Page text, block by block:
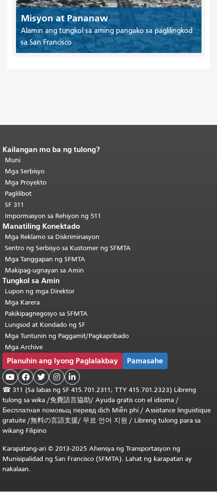
Misyon at Pananaw
Alamin ang tungkol sa aming pangako sa paglilingkod
sa San Francisco
Katapusan ng nilalaman ng
pahina.
pahinang ito ay nauulit sa bawat
pahina.Bumalik sa tuktok ng
pangunahing nilalaman
Kailangan mo ba ng tulong?
Muni
Mga Serbisyo
Mga Proyekto
Paglilibot
SF 311
Impormasyon sa Rehiyon ng 511
Manatiling Konektado
Mga Reklamo sa Diskriminasyon
Sentro ng Serbisyo sa Kustomer ng SFMTA
Mga Tanggapan ng SFMTA
Makipag-ugnayan sa Amin
Tungkol sa Amin
Lupon ng mga Direktor
Mga Karera
Pakikipagnegosyo sa SFMTA
Lungsod at Kondado ng SF
Mga Tuntunin ng Paggamit/Pagkapribado
Mga Archive
Planuhin ang Iyong Paglalakbay Pamasahe
    
☎ 311 (Sa labas ng SF 415.701.2311; TTY 415.701.2323) Libreng
tulong sa wika /免費語言協助/ Ayuda gratis con el idioma /
Бесплатная помовьщ перевд dịch Miễn phí/ Assistance linguistique
gratuite /無料の言語支援/ 무료 언어 지원 / Libreng tulong para sa
wikang Filipino
Karapatang-ari © 2013-2025 Ahensya ng Transportasyon ng
Munisipalidad ng San Francisco (SFMTA). Lahat ng karapatan ay
nakalaan.